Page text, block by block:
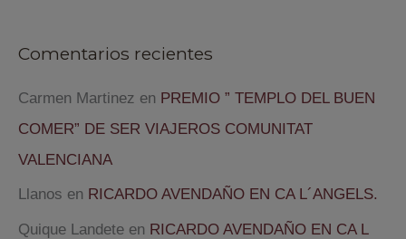
Comentarios recientes
Carmen Martinez en PREMIO ” TEMPLO DEL BUEN
COMER” DE SER VIAJEROS COMUNITAT
VALENCIANA
Llanos en RICARDO AVENDAÑO EN CA L´ANGELS.
Quique Landete en RICARDO AVENDAÑO EN CA L